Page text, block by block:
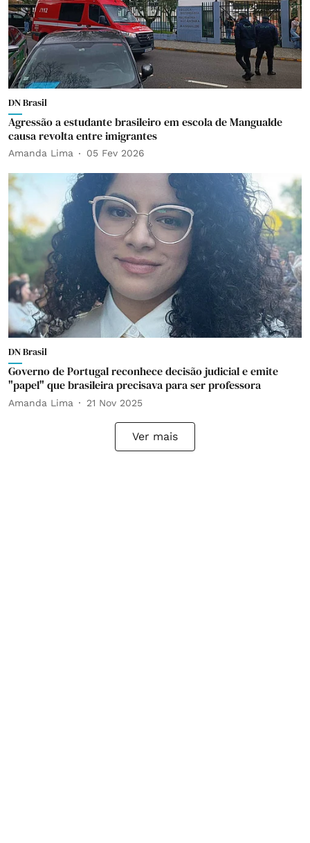
DN Brasil
Agressão a estudante brasileiro em escola de Mangualde
causa revolta entre imigrantes
Amanda Lima 05 Fev 2026
DN Brasil
Governo de Portugal reconhece decisão judicial e emite
"papel" que brasileira precisava para ser professora
Amanda Lima 21 Nov 2025
Ver mais